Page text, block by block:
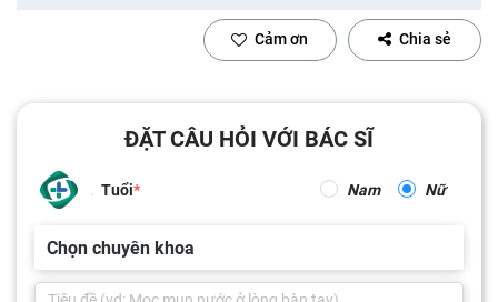
Cảm ơn Chia sẻ
ĐẶT CÂU HỎI VỚI BÁC SĨ
Tuổi Nam Nữ
Chọn chuyên khoa